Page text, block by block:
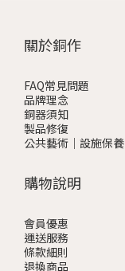
關於銅作
FAQ常見問題
品牌理念
銅器須知
製品修復
公共藝術｜設施保養
購物說明
會員優惠
運送服務
條款細則
退換商品